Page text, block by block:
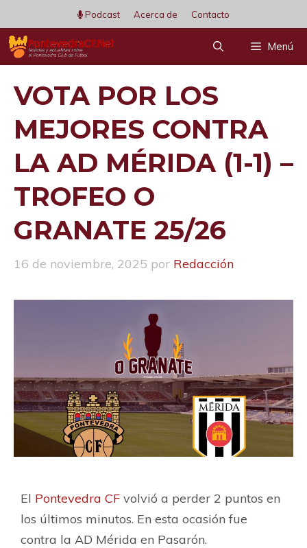
al
contenido
Podcast Acerca de Contacto
Menú
VOTA POR LOS
MEJORES CONTRA
LA AD MÉRIDA (1-1) –
TROFEO O
GRANATE 25/26
16 de noviembre, 2025 por Redacción
El Pontevedra CF volvió a perder 2 puntos en
los últimos minutos. En esta ocasión fue
contra la AD Mérida en Pasarón.